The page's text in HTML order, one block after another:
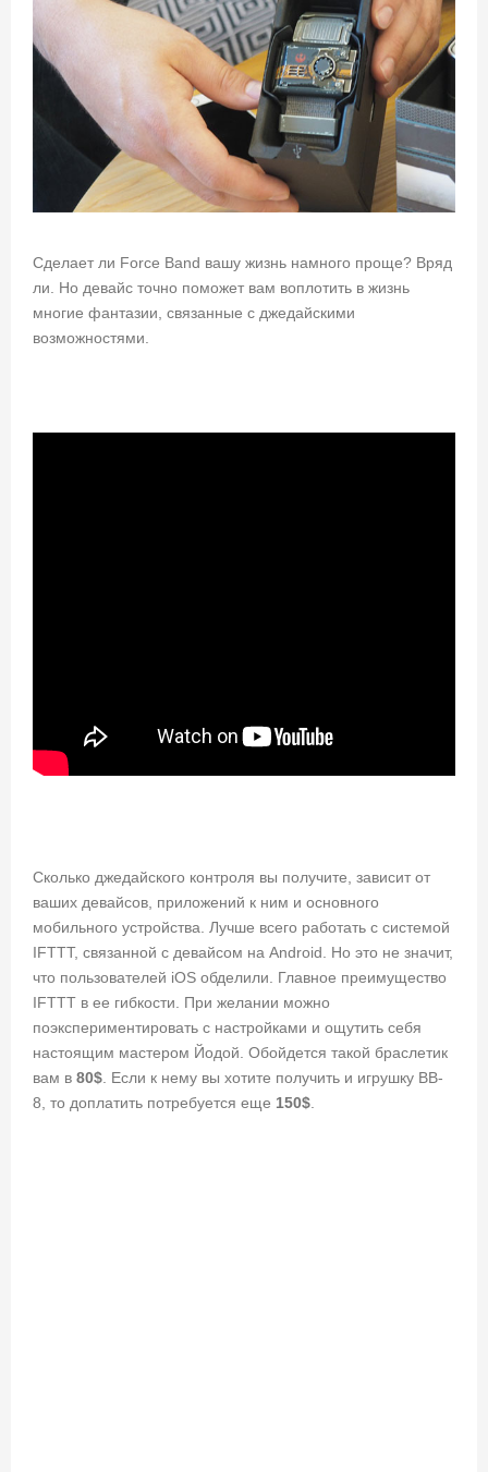
Сделает ли Force Band вашу жизнь намного проще? Вряд
ли. Но девайс точно поможет вам воплотить в жизнь
многие фантазии, связанные с джедайскими
возможностями.
Сколько джедайского контроля вы получите, зависит от
ваших девайсов, приложений к ним и основного
мобильного устройства. Лучше всего работать с системой
IFTTT, связанной с девайсом на Android. Но это не значит,
что пользователей iOS обделили. Главное преимущество
IFTTT в ее гибкости. При желании можно
поэкспериментировать с настройками и ощутить себя
настоящим мастером Йодой. Обойдется такой браслетик
вам в 80$ . Если к нему вы хотите получить и игрушку BB-
8, то доплатить потребуется еще 150$